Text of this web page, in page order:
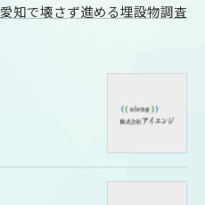
愛知で壊さず進める埋設物調査